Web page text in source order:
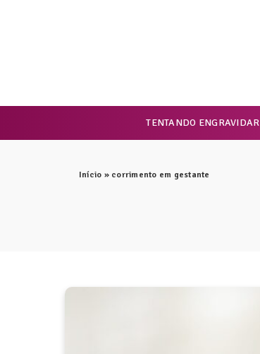
TENTANDO ENGRAVIDAR
Início » corrimento em gestante